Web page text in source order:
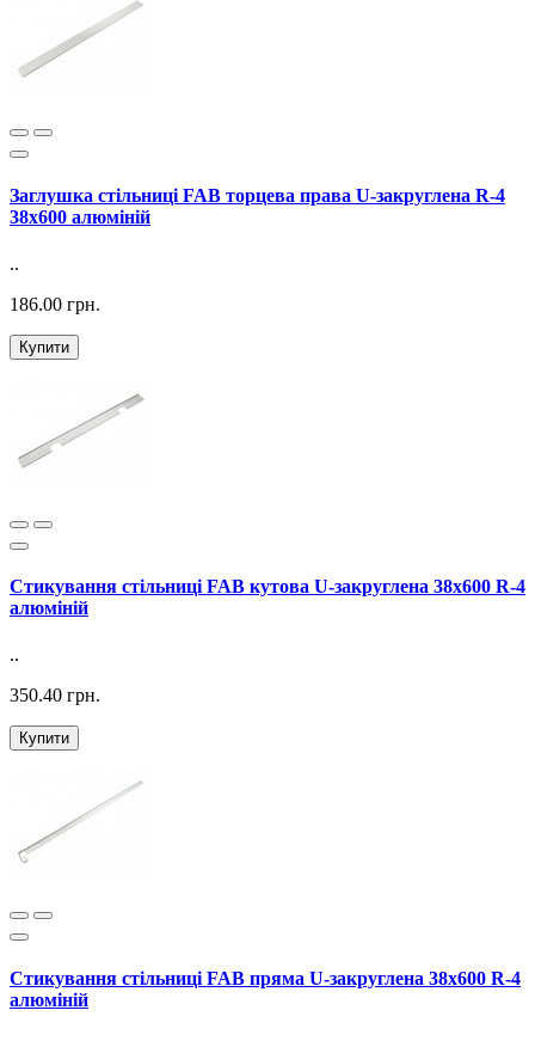
Заглушка стільниці FAB торцева права U-закруглена R-4
38х600 алюміній
..
186.00 грн.
Купити
Стикування стільниці FAB кутова U-закруглена 38х600 R-4
алюміній
..
350.40 грн.
Купити
Стикування стільниці FAB пряма U-закруглена 38х600 R-4
алюміній